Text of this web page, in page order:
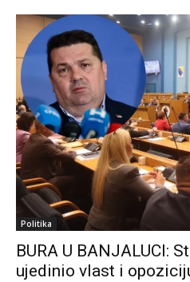
Politika
BURA U BANJALUCI:
ujedinio vlast i